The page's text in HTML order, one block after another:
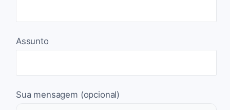
Assunto
Sua mensagem (opcional)